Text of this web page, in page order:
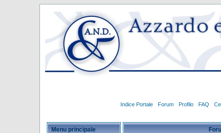
Indice Portale Forum Profilo FAQ
Menu principale